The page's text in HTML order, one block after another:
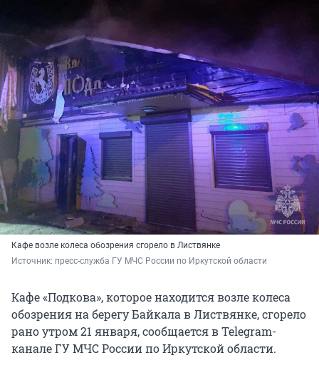
Кафе возле колеса обозрения сгорело в Листвянке
Источник: пресс-служба ГУ МЧС России по Иркутской области
Кафе «Подкова», которое находится возле колеса
обозрения на берегу Байкала в Листвянке, сгорело
рано утром 21 января, сообщается в Telegram-
канале ГУ МЧС России по Иркутской области.